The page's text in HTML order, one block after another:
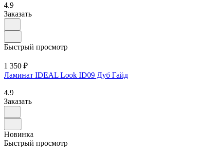
4.9
Заказать
Быстрый просмотр
1 350 ₽
Ламинат IDEAL Look ID09 Дуб Гайд
4.9
Заказать
Новинка
Быстрый просмотр